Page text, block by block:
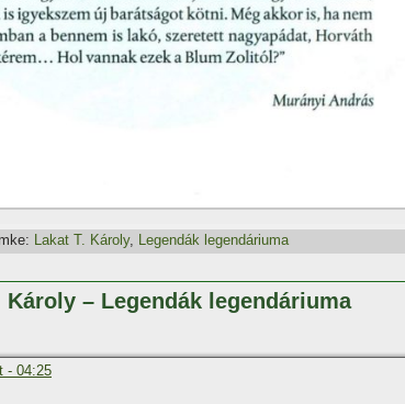
Lakat T. Károly, Legendák legendáriuma
Károly – Legendák legendáriuma
- 04:25